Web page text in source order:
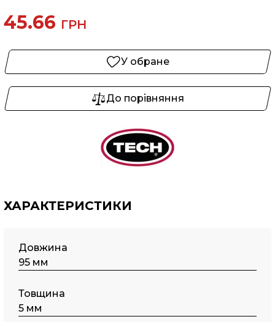
45.66 ГРН
У обране
До порівняння
ХАРАКТЕРИСТИКИ
Довжина
95 мм
Товщина
5 мм